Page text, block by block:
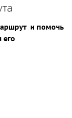
и помочь
его